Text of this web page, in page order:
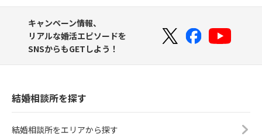
キャンペーン情報、
リアルな婚活エピソードを
SNSからもGETしよう！
結婚相談所を探す
結婚相談所をエリアから探す